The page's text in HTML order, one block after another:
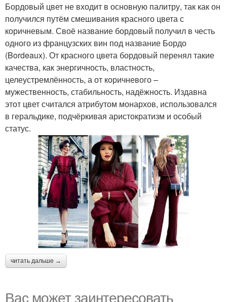
Бордовый цвет не входит в основную палитру, так как он
получился путём смешивания красного цвета с
коричневым. Своё название бордовый получил в честь
одного из французских вин под название Бордо
(Bordeaux). От красного цвета бордовый перенял такие
качества, как энергичность, властность,
целеустремлённость, а от коричневого –
мужественность, стабильность, надёжность. Издавна
этот цвет считался атрибутом монархов, использовался
в геральдике, подчёркивая аристократизм и особый
статус.
читать дальше →
Вас может заинтересовать